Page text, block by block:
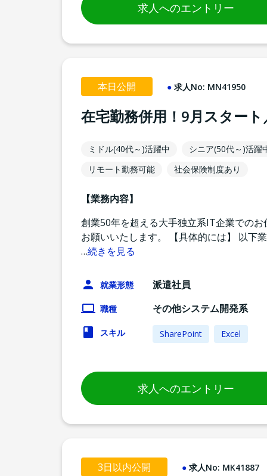
求人へのエントリー
本日公開 求人No: MN41950
在宅勤務併用！9月スター
ミドル(40代～)活躍中
シニア(50代～)活躍
リモート勤務可能
社会保険制度あり
【業務内容】
創業50年を超える大手独立系IT企業での
お願いいたします。 【具体的には】 以下
…続きを見る
就業形態 派遣社員
職種 その他システム開発系
スキル SharePoint Excel
求人へのエントリー
3日以内公開 求人No: MK41887